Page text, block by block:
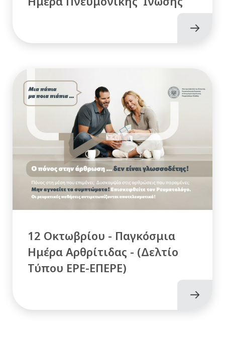
12 Οκτωβρίου - Παγκόσμια
Ημέρα Αρθρίτιδας - (Δελτίο
Τύπου ΕΡΕ-ΕΠΕΡΕ)